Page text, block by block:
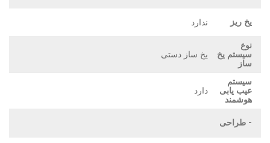
یخ ریز ندارد
نوع
سیستم یخ
ساز
یخ ساز دستی
سیستم
عیب یابی
هوشمند
دارد
- طراحی